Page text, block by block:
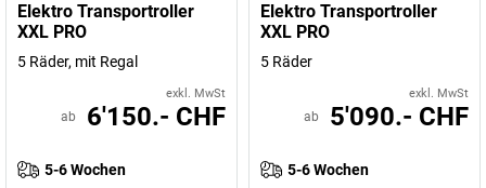
Elektro Transportroller
XXL PRO
5 Räder, mit Regal
exkl. MwSt
ab 6'150.- CHF
5-6 Wochen
Elektro Transportroller
XXL PRO
5 Räder
exkl. MwSt
ab 5'090.- CHF
5-6 Wochen